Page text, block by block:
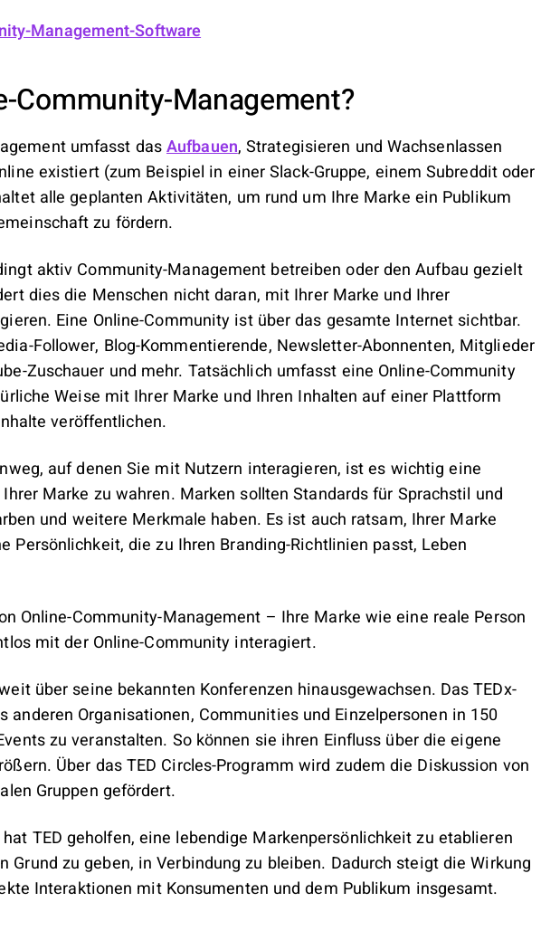
Management-Software
Community-Management?
umfasst das Aufbauen, Strategisieren und Wachsenlassen
existiert (zum Beispiel in einer Slack-Gruppe, einem Subreddit oder
alle geplanten Aktivitäten, um rund um Ihre Marke ein Publikum
zu fördern.
aktiv Community-Management betreiben oder den Aufbau gezielt
dies die Menschen nicht daran, mit Ihrer Marke und Ihrer
Eine Online-Community ist über das gesamte Internet sichtbar.
Follower, Blog-Kommentierende, Newsletter-Abonnenten, Mitglieder
Zuschauer und mehr. Tatsächlich umfasst eine Online-Community
Weise mit Ihrer Marke und Ihren Inhalten auf einer Plattform
veröffentlichen.
auf denen Sie mit Nutzern interagieren, ist es wichtig eine
Marke zu wahren. Marken sollten Standards für Sprachstil und
und weitere Merkmale haben. Es ist auch ratsam, Ihrer Marke
Persönlichkeit, die zu Ihren Branding-Richtlinien passt, Leben
Online-Community-Management – Ihre Marke wie eine reale Person
mit der Online-Community interagiert.
über seine bekannten Konferenzen hinausgewachsen. Das TEDx-
anderen Organisationen, Communities und Einzelpersonen in 150
zu veranstalten. So können sie ihren Einfluss über die eigene
Über das TED Circles-Programm wird zudem die Diskussion von
Gruppen gefördert.
TED geholfen, eine lebendige Markenpersönlichkeit zu etablieren
Grund zu geben, in Verbindung zu bleiben. Dadurch steigt die Wirkung
Interaktionen mit Konsumenten und dem Publikum insgesamt.